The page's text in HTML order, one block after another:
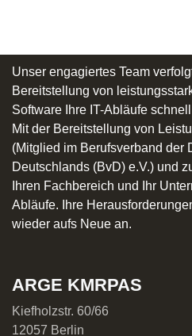
Unser engagiertes Team
Bereitstellung von
Software Ihre IT-Abläufe
Mit der Bereitstellung von
(Mitglied im Berufsverband der
Deutschlands (BvD) e.V.) und
Ihren Fachbereich und Ihr
Abläufe. Ihre
wieder aufs Neue an.
ARGE KMRPAS
Kiefholzstr. 60/66
12057 Berlin